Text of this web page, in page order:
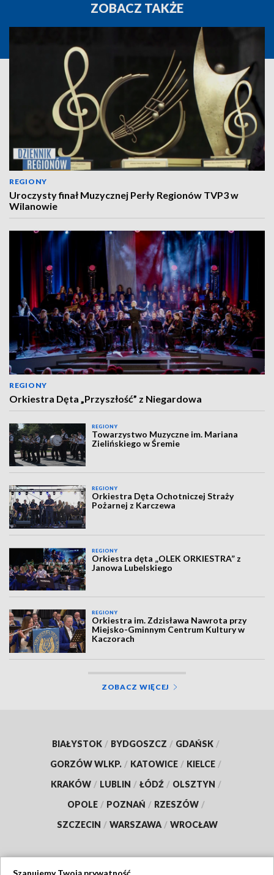
ZOBACZ TAKŻE
REGIONY
Uroczysty finał Muzycznej Perły Regionów TVP3 w
Wilanowie
REGIONY
Orkiestra Dęta „Przyszłość” z Niegardowa
REGIONY
Towarzystwo Muzyczne im. Mariana
Zielińskiego w Śremie
REGIONY
Orkiestra Dęta Ochotniczej Straży
Pożarnej z Karczewa
REGIONY
Orkiestra dęta „OLEK ORKIESTRA” z
Janowa Lubelskiego
REGIONY
Orkiestra im. Zdzisława Nawrota przy
Miejsko-Gminnym Centrum Kultury w
Kaczorach
ZOBACZ WIĘCEJ
BIAŁYSTOK / BYDGOSZCZ / GDAŃSK /
GORZÓW WLKP. / KATOWICE / KIELCE /
KRAKÓW / LUBLIN / ŁÓDŹ / OLSZTYN /
OPOLE / POZNAŃ / RZESZÓW /
SZCZECIN / WARSZAWA / WROCŁAW
Szanujemy Twoją prywatność